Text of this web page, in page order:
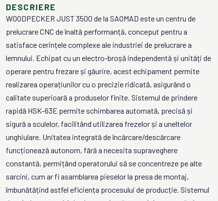
DESCRIERE
WOODPECKER JUST 3500 de la SAOMAD este un centru de
prelucrare CNC de înaltă performanță, conceput pentru a
satisface cerințele complexe ale industriei de prelucrare a
lemnului. Echipat cu un electro-broșă independentă și unități de
operare pentru frezare și găurire, acest echipament permite
realizarea operațiunilor cu o precizie ridicată, asigurând o
calitate superioară a produselor finite. Sistemul de prindere
rapidă HSK-63E permite schimbarea automată, precisă și
sigură a sculelor, facilitând utilizarea frezelor și a uneltelor
unghiulare. Unitatea integrată de încărcare/descărcare
funcționează autonom, fără a necesita supraveghere
constantă, permițând operatorului să se concentreze pe alte
sarcini, cum ar fi asamblarea pieselor la presa de montaj,
îmbunătățind astfel eficiența procesului de producție. Sistemul